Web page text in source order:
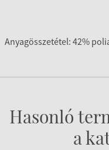
Anyagösszetétel: 42%
Hasonló
a